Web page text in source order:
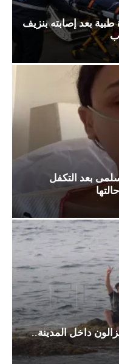
بعد إصابته بنزيف
بعد التكفل
داخل المدينة..